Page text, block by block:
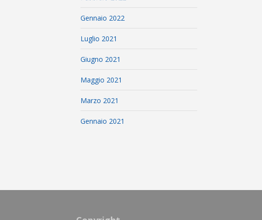
Gennaio 2022
Luglio 2021
Giugno 2021
Maggio 2021
Marzo 2021
Gennaio 2021